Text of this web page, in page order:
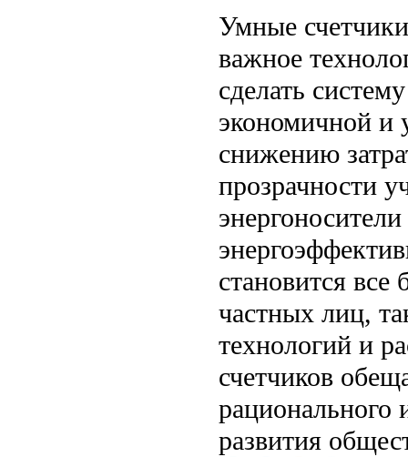
Умные
важное
сделать
экономичной и
снижению
прозрачности
становится
частных лиц,
технологий и
счетчиков
рационального
развития